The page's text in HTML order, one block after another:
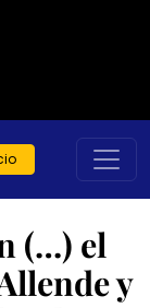
(…) el
y